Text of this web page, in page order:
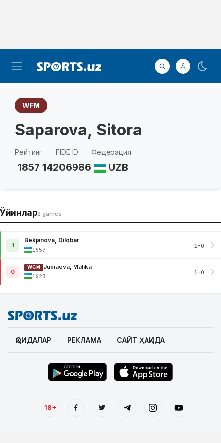
WFM
Saparova, Sitora
Рейтинг
1857
FIDE ID
14206986
Федерация
UZB
Ўйинлар2 games
1
Bekjanova, Dilobar
1557
1-0
0
WCM
Jumaeva, Malika
1923
1-0
ҚОИДАЛАР РЕКЛАМА САЙТ ҲАҚИДА
18+